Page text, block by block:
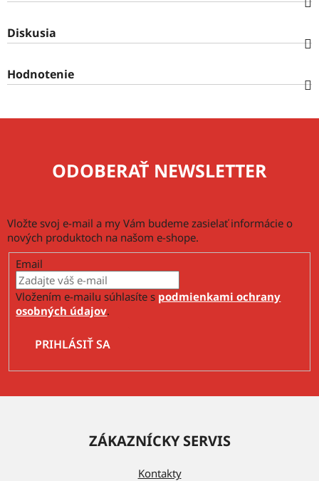
Diskusia
Hodnotenie
ODOBERAŤ NEWSLETTER
Vložte svoj e-mail a my Vám budeme zasielať informácie o
nových produktoch na našom e-shope.
Email
Vložením e-mailu súhlasíte s podmienkami ochrany
osobných údajov.
PRIHLÁSIŤ SA
ZÁKAZNÍCKY SERVIS
Kontakty